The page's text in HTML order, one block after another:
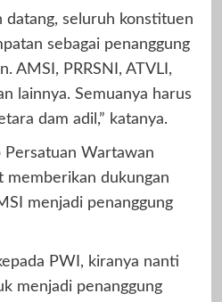
datang, seluruh konstituen
sebagai penanggung
AMSI, PRRSNI, ATVLI,
lainnya. Semuanya harus
dam adil,” katanya.
Persatuan Wartawan
memberikan dukungan
menjadi penanggung
PWI, kiranya nanti
menjadi penanggung